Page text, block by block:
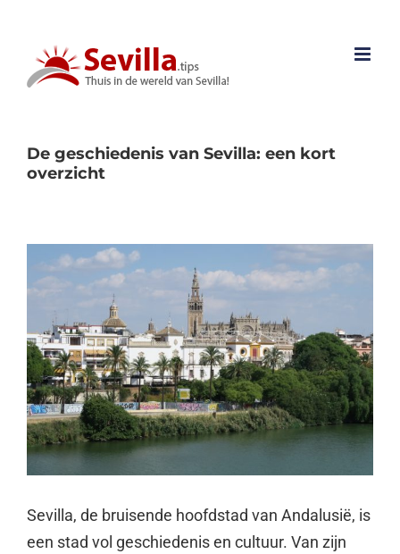
inhoud
De geschiedenis van Sevilla: een kort
overzicht
Sevilla, de bruisende hoofdstad van Andalusië, is
een stad vol geschiedenis en cultuur. Van zijn